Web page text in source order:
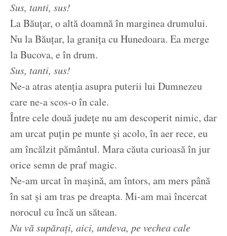
Sus, tanti, sus!
La Băuțar, o altă doamnă în marginea drumului.
Nu la Băuțar, la granița cu Hunedoara. Ea merge
la Bucova, e în drum.
Sus, tanti, sus!
Ne-a atras atenția asupra puterii lui Dumnezeu
care ne-a scos-o în cale.
Între cele două județe nu am descoperit nimic, dar
am urcat puțin pe munte și acolo, în aer rece, eu
am încălzit pământul. Mara căuta curioasă în jur
orice semn de praf magic.
Ne-am urcat în mașină, am întors, am mers până
în sat și am tras pe dreapta. Mi-am mai încercat
norocul cu încă un sătean.
Nu vă supărați, aici, undeva, pe vechea cale